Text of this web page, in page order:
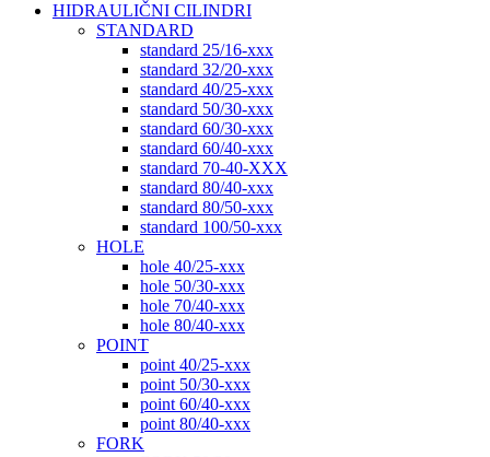
HIDRAULIČNI CILINDRI
STANDARD
standard 25/16-xxx
standard 32/20-xxx
standard 40/25-xxx
standard 50/30-xxx
standard 60/30-xxx
standard 60/40-xxx
standard 70-40-XXX
standard 80/40-xxx
standard 80/50-xxx
standard 100/50-xxx
HOLE
hole 40/25-xxx
hole 50/30-xxx
hole 70/40-xxx
hole 80/40-xxx
POINT
point 40/25-xxx
point 50/30-xxx
point 60/40-xxx
point 80/40-xxx
FORK